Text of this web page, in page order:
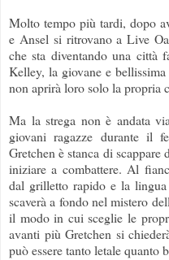
Molto tempo più tardi, dopo
e Ansel si ritrovano a Live
che sta diventando una città
Kelley, la giovane e
non aprirà loro solo la propria
Ma la strega non è andata
giovani ragazze durante il
Gretchen è stanca di scappare
iniziare a combattere. Al
dal grilletto rapido e la
scaverà a fondo nel mistero
il modo in cui sceglie le
avanti più Gretchen si
può essere tanto letale quanto